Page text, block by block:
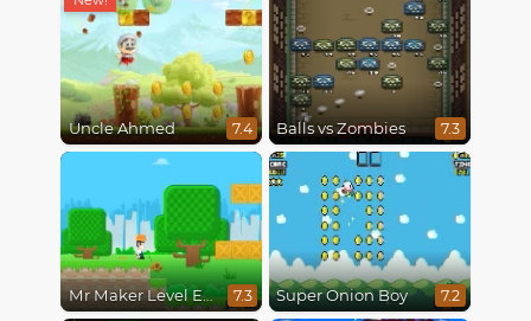
Uncle Ahmed 7.4 Balls vs Zombies 7.3
Mr Maker Level Editor 7.3 Super Onion Boy 7.2